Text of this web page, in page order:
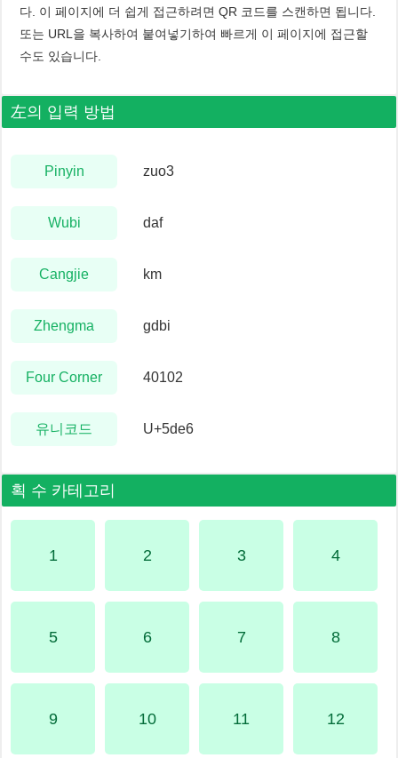
다. 이 페이지에 더 쉽게 접근하려면 QR 코드를 스캔하면 됩니다.
또는 URL을 복사하여 붙여넣기하여 빠르게 이 페이지에 접근할
수도 있습니다.
左의 입력 방법
Pinyin zuo3
Wubi daf
Cangjie km
Zhengma gdbi
Four Corner 40102
유니코드 U+5de6
획 수 카테고리
1 2 3 4
5 6 7 8
9 10 11 12